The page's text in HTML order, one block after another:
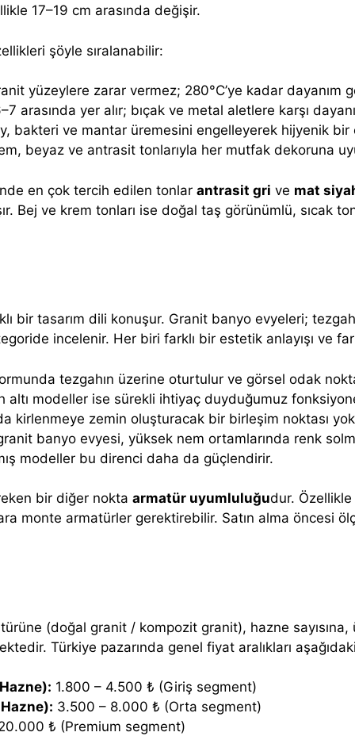
17–19 cm arasında değişir.
şöyle sıralanabilir:
yüzeylere zarar vermez; 280°C’ye kadar dayanım
arasında yer alır; bıçak ve metal aletlere karşı
bakteri ve mantar üremesini engelleyerek hijyenik bir
beyaz ve antrasit tonlarıyla her mutfak dekoruna
en çok tercih edilen tonlar antrasit gri ve mat
Bej ve krem tonları ise doğal taş görünümlü, sıcak
bir tasarım dili konuşur. Granit banyo evyeleri;
incelenir. Her biri farklı bir estetik anlayışı ve
tezgahın üzerine oturtulur ve görsel odak
altı modeller ise sürekli ihtiyaç duyduğumuz
kirlenmeye zemin oluşturacak bir birleşim noktası
banyo evyesi, yüksek nem ortamlarında renk
modeller bu direnci daha da güçlendirir.
bir diğer nokta armatür uyumluluğudur.
monte armatürler gerektirebilir. Satın alma öncesi
(doğal granit / kompozit granit), hazne
Türkiye pazarında genel fiyat aralıkları
1.800 – 4.500 ₺ (Giriş segment)
3.500 – 8.000 ₺ (Orta segment)
₺ (Premium segment)